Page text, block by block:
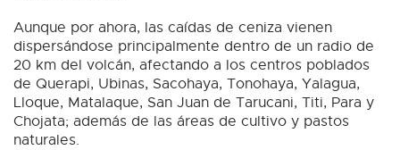
Aunque por ahora, las caídas de ceniza vienen
dispersándose principalmente dentro de un radio de
20 km del volcán, afectando a los centros poblados
de Querapi, Ubinas, Sacohaya, Tonohaya, Yalagua,
Lloque, Matalaque, San Juan de Tarucani, Titi, Para y
Chojata; además de las áreas de cultivo y pastos
naturales.